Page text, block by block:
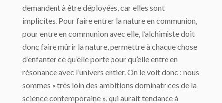
deman­dent à être déployées, car elles sont
implicites. Pour faire entrer la nature en communion,
pour entre en communion avec elle, l’alchimiste doit
donc faire mûrir la nature, permettre à chaque chose
d’enfanter ce qu’elle porte pour qu’elle entre en
résonance avec l’uni­vers entier. On le voit donc : nous
sommes « très loin des ambitions dominatrices de la
science contemporaine », qui aurait tendance à